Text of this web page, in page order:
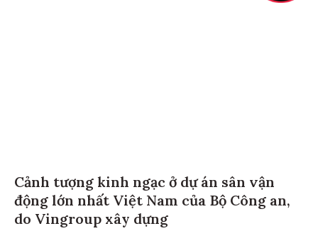
Cảnh tượng kinh ngạc ở dự án sân vận
động lớn nhất Việt Nam của Bộ Công an,
do Vingroup xây dựng